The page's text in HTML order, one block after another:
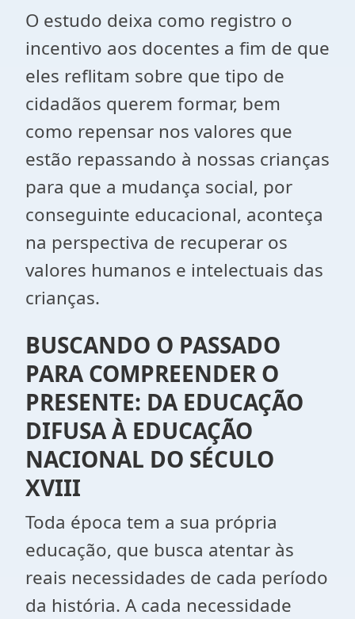
O estudo deixa como registro o
incentivo aos docentes a fim de que
eles reflitam sobre que tipo de
cidadãos querem formar, bem
como repensar nos valores que
estão repassando à nossas crianças
para que a mudança social, por
conseguinte educacional, aconteça
na perspectiva de recuperar os
valores humanos e intelectuais das
crianças.
BUSCANDO O PASSADO
PARA COMPREENDER O
PRESENTE: DA EDUCAÇÃO
DIFUSA À EDUCAÇÃO
NACIONAL DO SÉCULO
XVIII
Toda época tem a sua própria
educação, que busca atentar às
reais necessidades de cada período
da história. A cada necessidade